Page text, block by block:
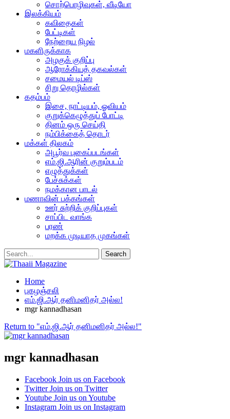
சொற்பொழிவுகள், வீடியோ
இலக்கியம்
கவிதைகள்
பேட்டிகள்
நேற்றைய நிழல்
மகளிருக்காக
அழகுக் குறிப்பு
ஆரோக்கியத் தகவல்கள்
சமையல் டிப்ஸ்
சிறு தொழில்கள்
கதம்பம்
இசை, நாட்டியம், ஓவியம்
குறுக்கெழுத்துப் போட்டி
தினம் ஒரு செய்தி
நம்பிக்கைத் தொடர்
மக்கள் திலகம்
அபூர்வ புகைப்படங்கள்
எம்.ஜி.ஆரின் குறும்படம்
எழுத்துக்கள்
பேச்சுக்கள்
நமக்கான பாடல்
மணாவின் பக்கங்கள்
ஊர் சுற்றிக் குறிப்புகள்
சாப்பிட வாங்க
பரண்
மறக்க முடியாத முகங்கள்
Home
புகழஞ்சலி
எம்.ஜி.ஆர் தனிமனிதர் அல்ல!
mgr kannadhasan
Return to "எம்.ஜி.ஆர் தனிமனிதர் அல்ல!"
mgr kannadhasan
Facebook Join us on Facebook
Twitter Join us on Twitter
Youtube Join us on Youtube
Instagram Join us on Instagram